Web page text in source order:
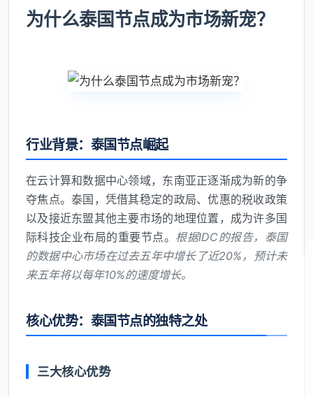
为什么泰国节点成为市场新宠？
行业背景：泰国节点崛起
在云计算和数据中心领域，东南亚正逐渐成为新的争
夺焦点。泰国，凭借其稳定的政局、优惠的税收政策
以及接近东盟其他主要市场的地理位置，成为许多国
际科技企业布局的重要节点。 根据IDC的报告，泰国
的数据中心市场在过去五年中增长了近20%，预计未
来五年将以每年10%的速度增长。
核心优势：泰国节点的独特之处
三大核心优势